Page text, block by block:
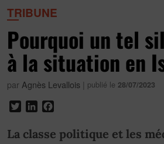
TRIBUNE
Pourquoi un tel
à la situation en
parAgnès Levallois | publié le 28/07/2023
TwitterLinkedIn
La classe politique et les